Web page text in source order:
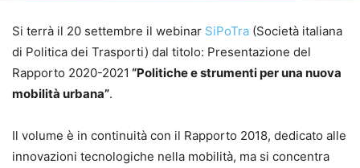
Si terrà il 20 settembre il webinar SiPoTra (Società italiana
di Politica dei Trasporti) dal titolo: Presentazione del
Rapporto 2020-2021 “Politiche e strumenti per una nuova
mobilità urbana”.
Il volume è in continuità con il Rapporto 2018, dedicato alle
innovazioni tecnologiche nella mobilità, ma si concentra